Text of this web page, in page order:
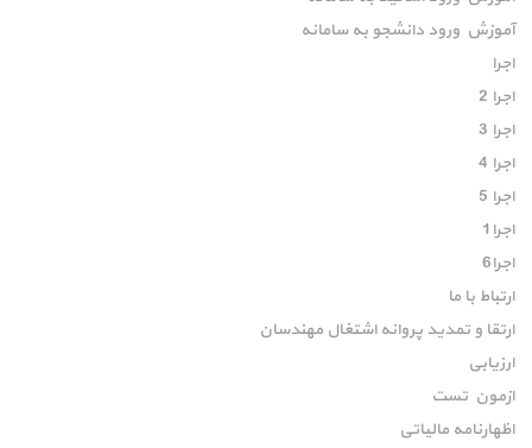
آموزش ورود دانشجو به سامانه
اجرا
اجرا 2
اجرا 3
اجرا 4
اجرا 5
اجرا1
اجرا6
ارتباط با ما
ارتقا و تمدید پروانه اشتغال مهندسان
ارزیابی
ازمون تست
اظهارنامه مالیاتی